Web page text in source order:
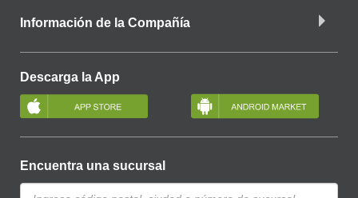
Información de la Compañía
Descarga la App
Encuentra una sucursal